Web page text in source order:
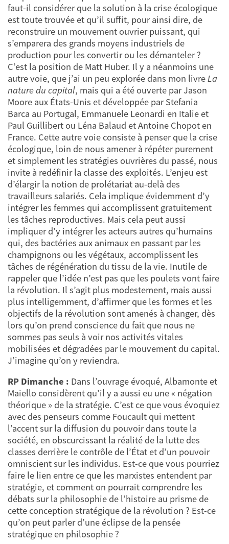
faut-il considérer que la solution à la crise écologique
est toute trouvée et qu’il suffit, pour ainsi dire, de
reconstruire un mouvement ouvrier puissant, qui
s’emparera des grands moyens industriels de
production pour les convertir ou les démanteler ?
C’est la position de Matt Huber. Il y a néanmoins une
autre voie, que j’ai un peu explorée dans mon livreLa
nature du capital, mais qui a été ouverte par Jason
Moore aux États-Unis et développée par Stefania
Barca au Portugal, Emmanuele Leonardi en Italie et
Paul Guillibert ou Léna Balaud et Antoine Chopot en
France. Cette autre voie consiste à penser que la crise
écologique, loin de nous amener à répéter purement
et simplement les stratégies ouvrières du passé, nous
invite à redéfinir la classe des exploités. L’enjeu est
d’élargir la notion de prolétariat au-delà des
travailleurs salariés. Cela implique évidemment d’y
intégrer les femmes qui accomplissent gratuitement
les tâches reproductives. Mais cela peut aussi
impliquer d’y intégrer les acteurs autres qu’humains
qui, des bactéries aux animaux en passant par les
champignons ou les végétaux, accomplissent les
tâches de régénération du tissu de la vie. Inutile de
rappeler que l’idée n’est pas que les poulets vont faire
la révolution. Il s’agit plus modestement, mais aussi
plus intelligemment, d’affirmer que les formes et les
objectifs de la révolution sont amenés à changer, dès
lors qu’on prend conscience du fait que nous ne
sommes pas seuls à voir nos activités vitales
mobilisées et dégradées par le mouvement du capital.
J’imagine qu’on y reviendra.
RP Dimanche : Dans l’ouvrage évoqué, Albamonte et
Maiello considèrent qu’il y a aussi eu une « négation
théorique » de la stratégie. C’est ce que vous évoquiez
avec des penseurs comme Foucault qui mettent
l’accent sur la diffusion du pouvoir dans toute la
société, en obscurcissant la réalité de la lutte des
classes derrière le contrôle de l’État et d’un pouvoir
omniscient sur les individus. Est-ce que vous pourriez
faire le lien entre ce que les marxistes entendent par
stratégie, et comment on pourrait comprendre les
débats sur la philosophie de l’histoire au prisme de
cette conception stratégique de la révolution ? Est-ce
qu’on peut parler d’une éclipse de la pensée
stratégique en philosophie ?